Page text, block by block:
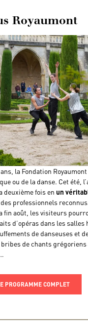
Royaumont
la Fondation
ou de la danse. Cet été,
deuxième fois en un
professionnels
fin août, les visiteurs
d’opéras dans les salles
de danseuses et
de chants
PROGRAMME COMPLET